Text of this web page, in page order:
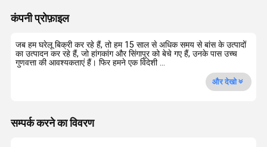
कंपनी प्रोफ़ाइल
जब हम घरेलू बिक्री कर रहे हैं, तो हम 15 साल से अधिक समय से बांस के उत्पादों
का उत्पादन कर रहे हैं, जो हांगकांग और सिंगापुर को बेचे गए हैं, उनके पास उच्च
गुणवत्ता की आवश्यकताएं हैं। फिर हमने एक विदेशी ...
और देखो
सम्पर्क करने का विवरण